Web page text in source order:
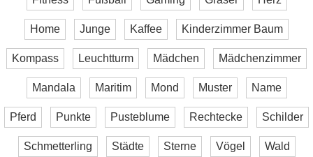
Home Junge Kaffee Kinderzimmer Baum
Kompass Leuchtturm Mädchen Mädchenzimmer
Mandala Maritim Mond Muster Name
Pferd Punkte Pusteblume Rechtecke Schilder
Schmetterling Städte Sterne Vögel Wald